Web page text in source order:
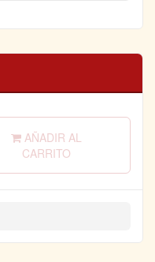
AÑADIR AL
CARRITO